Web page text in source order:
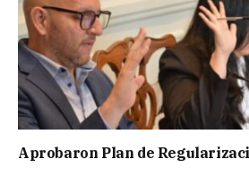
Aprobaron Plan de